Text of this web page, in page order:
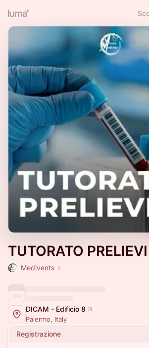
TUTORATO PRELIEVI
Medivents
DICAM - Edificio 8
Palermo, Italy
Registrazione